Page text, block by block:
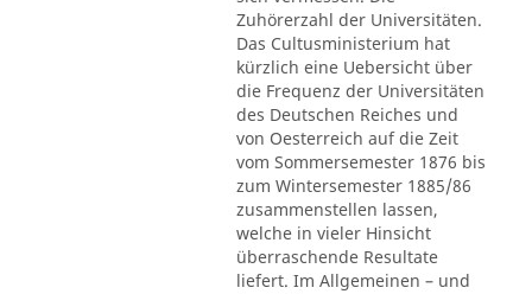
Zuhörerzahl der Universitäten.
Das Cultusministerium hat
kürzlich eine Uebersicht über
die Frequenz der Universitäten
des Deutschen Reiches und
von Oesterreich auf die Zeit
vom Sommersemester 1876 bis
zum Wintersemester 1885/86
zusammenstellen lassen,
welche in vieler Hinsicht
überraschende Resultate
liefert. Im Allgemeinen – und